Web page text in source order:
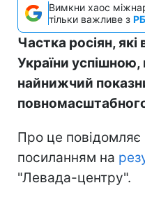
Вимкни хаос
тільки важливе з
Частка росіян,
України
найнижчий
Про це повідомляє
посиланням на
"Левада-центру".